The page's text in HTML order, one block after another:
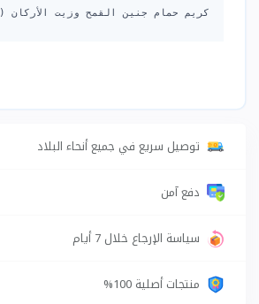
كريم حمام جنين القمح وزيت الأركان (1 كجم)
توصيل سريع في جميع أنحاء البلاد
دفع آمن
سياسة الإرجاع خلال 7 أيام
منتجات أصلية 100%